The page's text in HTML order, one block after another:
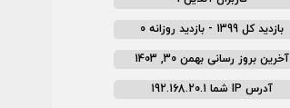
بازدید کل 1399 - بازدید روزانه 0
آخرین بروز رسانی بهمن 30, 1403
آدرس IP شما 192.168.20.1